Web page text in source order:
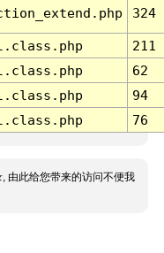
324
211
62
94
76
由此给您带来的访问不便我